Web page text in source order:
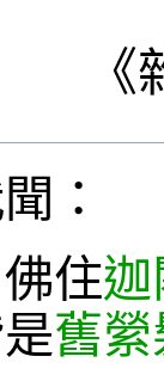
《
：
住
舊